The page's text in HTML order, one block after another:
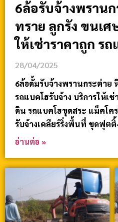
6ล้อรับจ้างพราน
ทราย ลูกรัง ขนเ
ให้เช่าราคาถูก ร
28/04/2025
6ล้อดั้มรับจ้างพรานกระต่าย
รถแบคโฮรับจ้าง บริการให้เ
ดิน รถแบคโฮขุดสระ แม็คโค
รับจ้างเคลียร์ริ่งพื้นที่ ขุดฟุตติ้
อ่านต่อ »